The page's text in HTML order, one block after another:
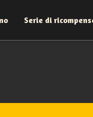
Serie di